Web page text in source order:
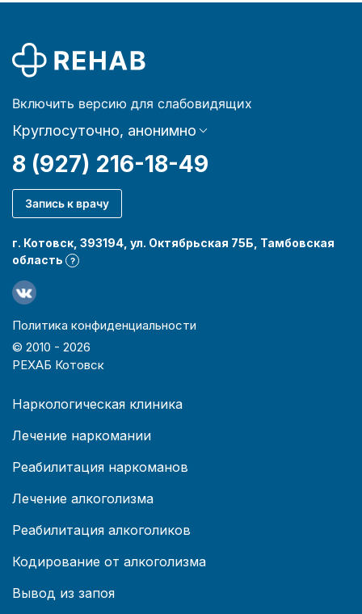
Включить версию для слабовидящих
Круглосуточно, анонимно
8 (927) 216-18-49
Запись к врачу
г. Котовск, 393194, ул. Октябрьская 75Б, Тамбовская
область
?
Политика конфиденциальности
© 2010 - 2026
РЕХАБ Котовск
Наркологическая клиника
Лечение наркомании
Реабилитация наркоманов
Лечение алкоголизма
Реабилитация алкоголиков
Кодирование от алкоголизма
Вывод из запоя